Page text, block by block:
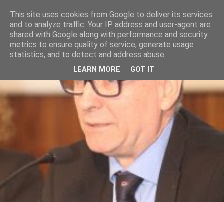
This site uses cookies from Google to deliver its services
and to analyze traffic. Your IP address and user-agent are
shared with Google along with performance and security
metrics to ensure quality of service, generate usage
statistics, and to detect and address abuse.
LEARN MORE GOT IT